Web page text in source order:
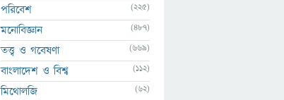
পরিবেশ (225)
মনোবিজ্ঞান (487)
তত্ত্ব ও গবেষণা (669)
বাংলাদেশ ও বিশ্ব (112)
মিথোলজি (62)